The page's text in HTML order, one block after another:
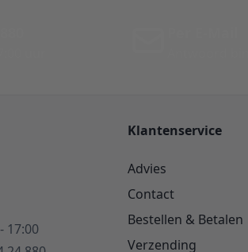
17:00
Klantenservice
Advies
Contact
Bestellen & Betalen
Verzending